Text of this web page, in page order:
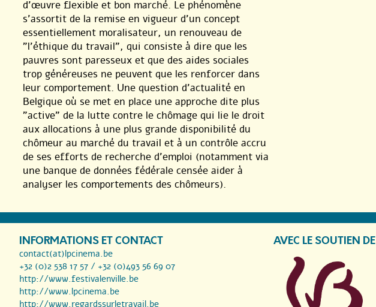
d’œuvre flexible et bon marché. Le phénomène
s’assortit de la remise en vigueur d’un concept
essentiellement moralisateur, un renouveau de
"l’éthique du travail", qui consiste à dire que les
pauvres sont paresseux et que des aides sociales
trop généreuses ne peuvent que les renforcer dans
leur comportement. Une question d’actualité en
Belgique où se met en place une approche dite plus
"active" de la lutte contre le chômage qui lie le droit
aux allocations à une plus grande disponibilité du
chômeur au marché du travail et à un contrôle accru
de ses efforts de recherche d’emploi (notamment via
une banque de données fédérale censée aider à
analyser les comportements des chômeurs).
INFORMATIONS ET CONTACT
contact(at)lpcinema.be
+32 (0)2 538 17 57 / +32 (0)493 56 69 07
http://www.festivalenville.be
http://www.lpcinema.be
http://www.regardssurletravail.be
AVEC LE SOUTIEN DE